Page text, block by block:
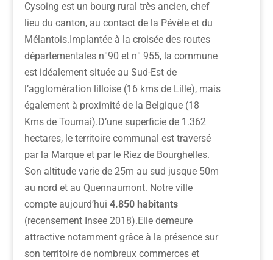
Cysoing est un bourg rural très ancien, chef
lieu du canton, au contact de la Pévèle et du
Mélantois.Implantée à la croisée des routes
départementales n°90 et n° 955, la commune
est idéalement située au Sud-Est de
l’agglomération lilloise (16 kms de Lille), mais
également à proximité de la Belgique (18
Kms de Tournai).D’une superficie de 1.362
hectares, le territoire communal est traversé
par la Marque et par le Riez de Bourghelles.
Son altitude varie de 25m au sud jusque 50m
au nord et au Quennaumont. Notre ville
compte aujourd’hui4.850 habitants
(recensement Insee 2018).Elle demeure
attractive notamment grâce à la présence sur
son territoire de nombreux commerces et